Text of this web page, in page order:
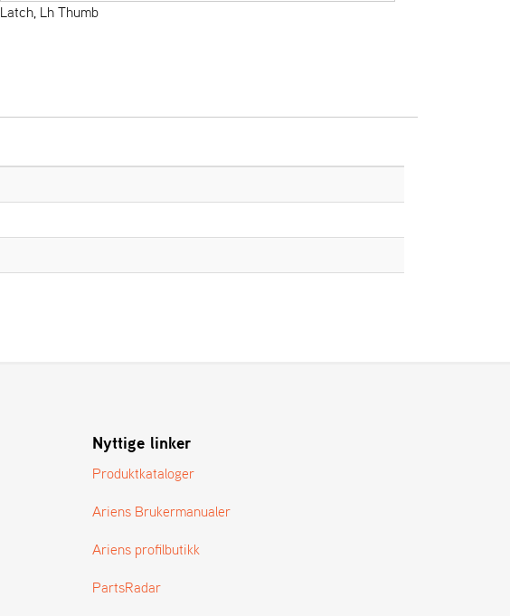
Latch, Lh Thumb
Nyttige linker
Produktkataloger
Ariens Brukermanualer
Ariens profilbutikk
PartsRadar